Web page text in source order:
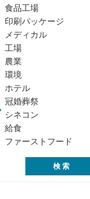
食品工場
印刷パッケージ
メディカル
工場
農業
環境
ホテル
冠婚葬祭
シネコン
給食
ファーストフード